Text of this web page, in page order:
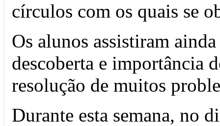
círculos com os quais se
Os alunos assistiram
descoberta e importância
resolução de muitos
Durante esta semana, no